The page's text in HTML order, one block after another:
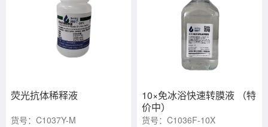
荧光抗体稀释液
货号：C1037Y-M
10×免冰浴快速转膜液 （特
价中）
货号：C1036F-10X